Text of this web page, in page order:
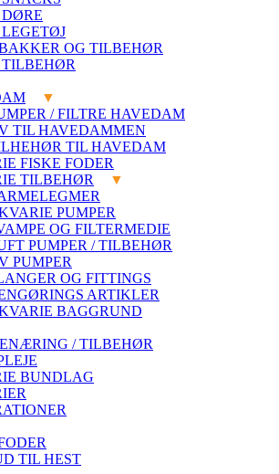
OG TILBEHØR
/ FILTRE HAVEDAM
TIL HAVEDAMMEN
TIL HAVEDAM
FISKE FODER
TILBEHØR
PUMPER
OG FILTERMEDIE
PUMPER / TILBEHØR
PUMPER
OG FITTINGS
ARTIKLER
BAGGRUND
/ TILBEHØR
BUNDLAG
TIL HEST